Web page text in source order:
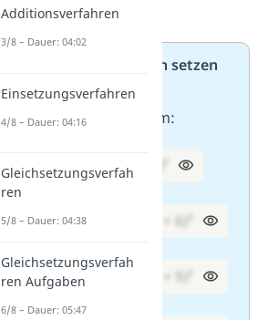
Aufgabe 2/2: Klammern setzen
Schreibe die Terme als
binomische Formeln um:
1. x² + 8x + 16 = (x + 4)²
2. m² + 12m + 36 = (m + 6)²
3. 9y² + 30y + 25 = (3y + 5)²
Additionsverfahren
3/8 – Dauer: 04:02
Einsetzungsverfahren
4/8 – Dauer: 04:16
Gleichsetzungsverfah
ren
5/8 – Dauer: 04:38
Gleichsetzungsverfah
ren Aufgaben
6/8 – Dauer: 05:47